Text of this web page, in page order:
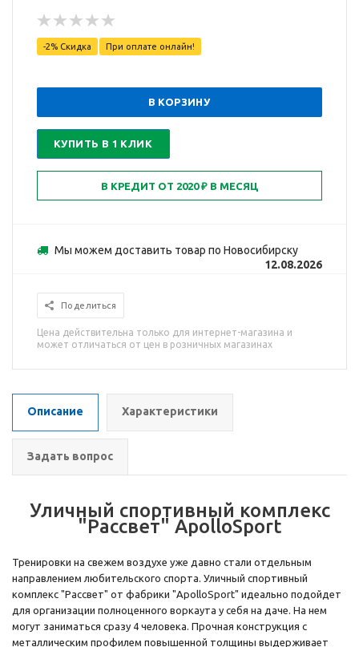
-2% Скидка При оплате онлайн!
В КОРЗИНУ
КУПИТЬ В 1 КЛИК
Мы можем доставить товар по Новосибирску
12.08.2026
Поделиться
Цена действительна только для интернет-магазина и
может отличаться от цен в розничных магазинах
Описание Характеристики
Задать вопрос
Уличный спортивный комплекс
"Рассвет" ApolloSport
Тренировки на свежем воздухе уже давно стали отдельным
направлением любительского спорта. Уличный спортивный
комплекс "Рассвет" от фабрики "ApolloSport" идеально подойдет
для организации полноценного воркаута у себя на даче. На нем
могут заниматься сразу 4 человека. Прочная конструкция с
металлическим профилем повышенной толщины выдерживает